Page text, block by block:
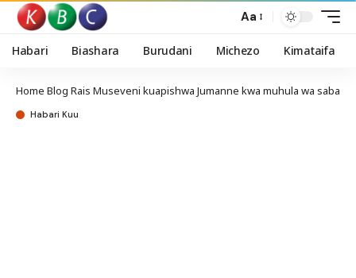
Aa
Habari Biashara Burudani Michezo Kimataifa
Home Blog Rais Museveni kuapishwa Jumanne kwa muhula wa saba
Habari Kuu